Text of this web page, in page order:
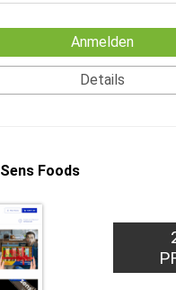
Anmelden
Details
Sens Foods